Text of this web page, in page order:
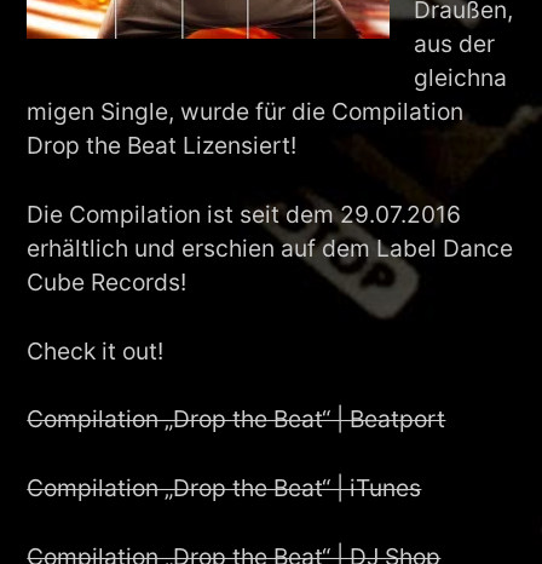
Draußen,
aus der
gleichna
migen Single, wurde für die Compilation
Drop the Beat Lizensiert!
Die Compilation ist seit dem 29.07.2016
erhältlich und erschien auf dem Label Dance
Cube Records!
Check it out!
Compilation „Drop the Beat“ | Beatport
Compilation „Drop the Beat“ | iTunes
Compilation „Drop the Beat“ | DJ Shop